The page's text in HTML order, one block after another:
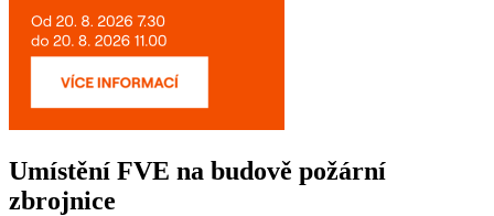
Umístění FVE na budově požární
zbrojnice